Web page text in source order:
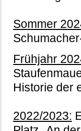
Sommer
Frühjahr
Historie der
2022/2023: